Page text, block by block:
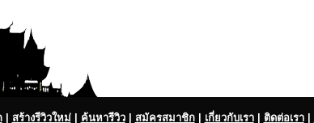
| สร้างรีวิวใหม่| ค้นหารีวิว| สมัครสมาชิก| เกี่ยวกับเรา| ติดต่อเรา|